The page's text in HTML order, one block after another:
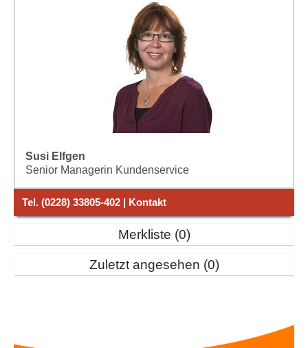
Susi Elfgen
Senior Managerin Kundenservice
Tel. (0228) 33805-402 | Kontakt
Merkliste 0
Zuletzt angesehen 0